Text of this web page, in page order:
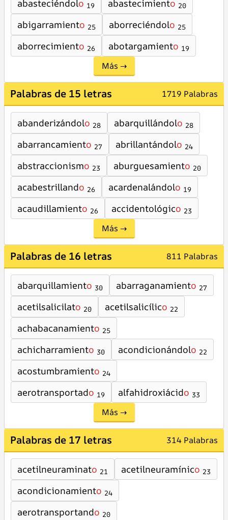
abasteciéndolo 19 abastecimiento 20
abigarramiento 25 aborreciéndolo 25
aborrecimiento 26 abotargamiento 19
Más →
Palabras de 15 letras 1719 Palabras
abanderizándolo 28 abarquillándolo 28
abarrancamiento 27 abrillantándolo 24
abstraccionismo 23 aburguesamiento 20
acabestrillando 26 acardenalándolo 19
acaudillamiento 26 accidentológico 23
Más →
Palabras de 16 letras 811 Palabras
abarquillamiento 30 abarraganamiento 27
acetilsalicilato 20 acetilsalicílico 22
achabacanamiento 25
achicharramiento 30 acondicionándolo 22
acostumbramiento 24
aerotransportado 19 alfahidroxiácido 33
Más →
Palabras de 17 letras 314 Palabras
acetilneuraminato 21 acetilneuramínico 23
acondicionamiento 24
aerotransportando 20